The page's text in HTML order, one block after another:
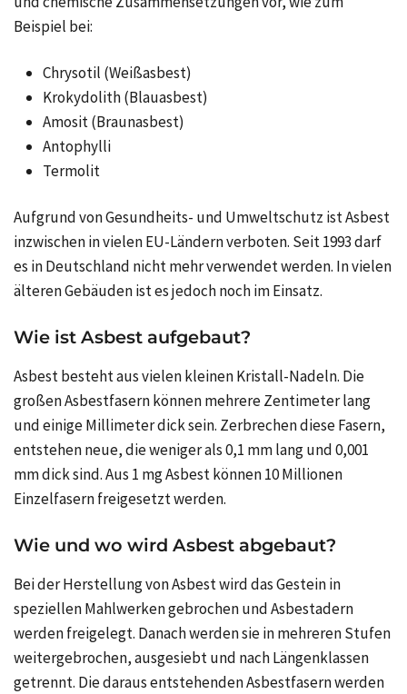
Beispiel bei:
Chrysotil (Weißasbest)
Krokydolith (Blauasbest)
Amosit (Braunasbest)
Antophylli
Termolit
Aufgrund von Gesundheits- und Umweltschutz ist Asbest
inzwischen in vielen EU-Ländern verboten. Seit 1993 darf
es in Deutschland nicht mehr verwendet werden. In vielen
älteren Gebäuden ist es jedoch noch im Einsatz.
Wie ist Asbest aufgebaut?
Asbest besteht aus vielen kleinen Kristall-Nadeln. Die
großen Asbestfasern können mehrere Zentimeter lang
und einige Millimeter dick sein. Zerbrechen diese Fasern,
entstehen neue, die weniger als 0,1 mm lang und 0,001
mm dick sind. Aus 1 mg Asbest können 10 Millionen
Einzelfasern freigesetzt werden.
Wie und wo wird Asbest abgebaut?
Bei der Herstellung von Asbest wird das Gestein in
speziellen Mahlwerken gebrochen und Asbestadern
werden freigelegt. Danach werden sie in mehreren Stufen
weitergebrochen, ausgesiebt und nach Längenklassen
getrennt. Die daraus entstehenden Asbestfasern werden